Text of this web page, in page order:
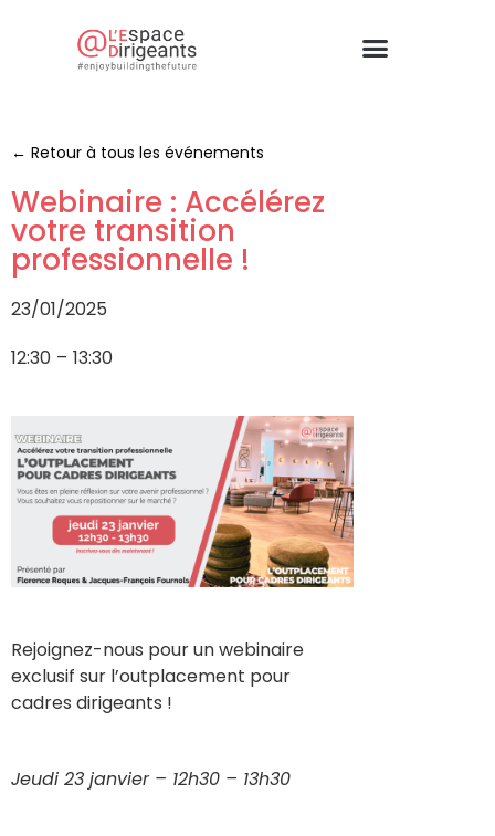
← Retour à tous les événements
Webinaire : Accélérez
votre transition
professionnelle !
23/01/2025
12:30 – 13:30
Rejoignez-nous pour un webinaire
exclusif sur l’outplacement pour
cadres dirigeants !
Jeudi 23 janvier – 12h30 – 13h30